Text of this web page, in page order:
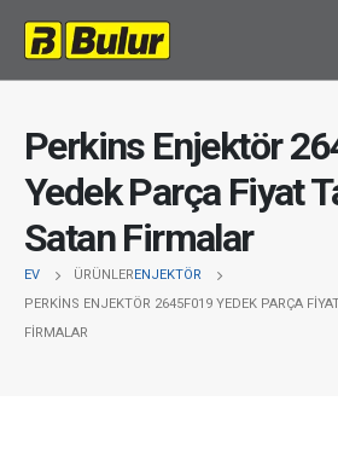
Perkins Enjektör
Yedek Parça Fiyat
Satan Firmalar
EV ÜRÜNLERENJEKTÖR
PERKINS ENJEKTÖR 2645F019 YEDEK PARÇA
FIRMALAR